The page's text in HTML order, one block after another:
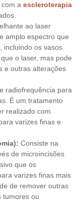
a escleroterapia
ao laser
amplo espectro que
incluindo os vasos
o laser, mas pode
e outras alterações
radiofrequência para
É um tratamento
realizado com
varizes finas e
Consiste na
de microincisões
que os
varizes finas mais
de remover outras
tumores ou